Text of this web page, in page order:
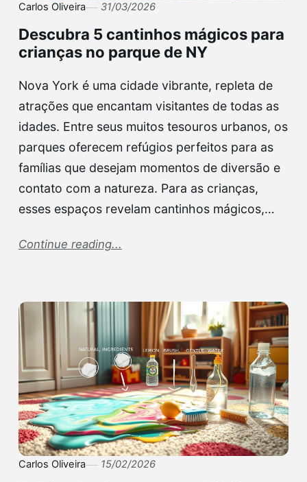
Carlos Oliveira 31/03/2026
Descubra 5 cantinhos mágicos para
crianças no parque de NY
Nova York é uma cidade vibrante, repleta de
atrações que encantam visitantes de todas as
idades. Entre seus muitos tesouros urbanos, os
parques oferecem refúgios perfeitos para as
famílias que desejam momentos de diversão e
contato com a natureza. Para as crianças,
esses espaços revelam cantinhos mágicos,…
Continue reading...
Carlos Oliveira 15/02/2026